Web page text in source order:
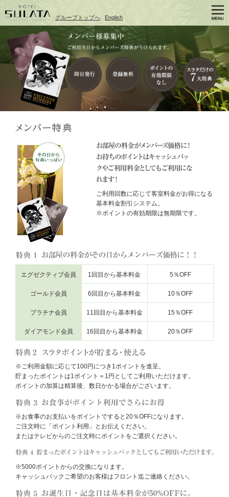
グループトップへ English
ご利用回数に応じて客室料金がお得になる
基本料金割引システム。
※ポイントの有効期限は無期限です。
エグゼクティブ会員 1回目から基本料金 5％OFF
ゴールド会員 6回目から基本料金 10％OFF
プラチナ会員 11回目から基本料金 15％OFF
ダイアモンド会員 16回目から基本料金 20％OFF
※ご利用金額に応じて100円につき1ポイントを進呈。
貯まったポイントは1ポイント＝1円としてご利用いただけます。
ポイントの加算は精算後、数日かかる場合がございます。
※お食事のお支払いをポイントですると20％OFFになります。
ご注文時に「ポイント利用」とお伝えください。
またはテレビからのご注文時にポイントをご選択ください。
※5000ポイントからの交換になります。
キャッシュバックご希望のお客様はフロント迄ご連絡ください。